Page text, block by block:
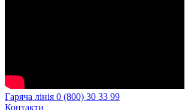
Гаряча лінія 0 (800) 30 33 99
Контакти